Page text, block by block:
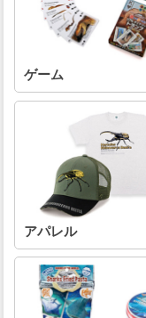
ゲーム
アパレル